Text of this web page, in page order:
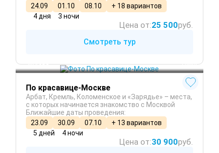
24.09
01.10 08.10
+ 18 вариантов
4 дня
3 ночи
Цена от:25 500руб.
Смотреть тур
Москва
Осень
По красавице-Москве
Арбат, Кремль, Коломенское и «Зарядье» – места,
с которых начинается знакомство с Москвой
Ближайшие даты проведения:
23.09
30.09 07.10
+ 13 вариантов
5 дней
4 ночи
Цена от:30 900руб.